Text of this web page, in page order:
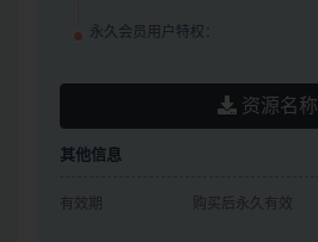
永久会员用户特权：
资源名称
其他信息
有效期 购买后永久有效